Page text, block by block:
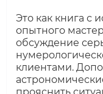
Это как книга с
опытного
обсуждение
клиентами.